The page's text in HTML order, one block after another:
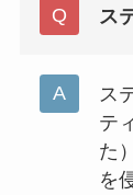
ス
ス
テ
た
を